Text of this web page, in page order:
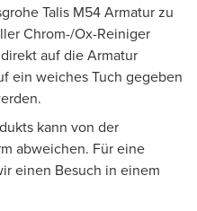
Talis M54 Armatur zu
Chrom-/Ox-Reiniger
auf die Armatur
ein weiches Tuch gegeben
kann von der
abweichen. Für eine
einen Besuch in einem